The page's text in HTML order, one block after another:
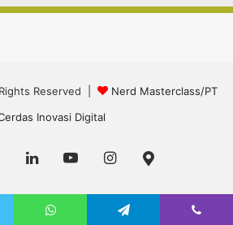
Reserved |
Nerd Masterclass/PT
Inovasi Digital
TwitterLinkedInYouTubeInstagram
Maps